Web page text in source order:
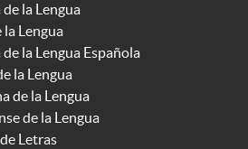
la Lengua
la Lengua
la Lengua Española
la Lengua
de la Lengua
de la Lengua
Letras